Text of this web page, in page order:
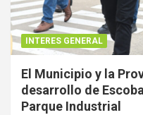
INTERES GENERAL
El Municipio y la
desarrollo de
Parque Industrial